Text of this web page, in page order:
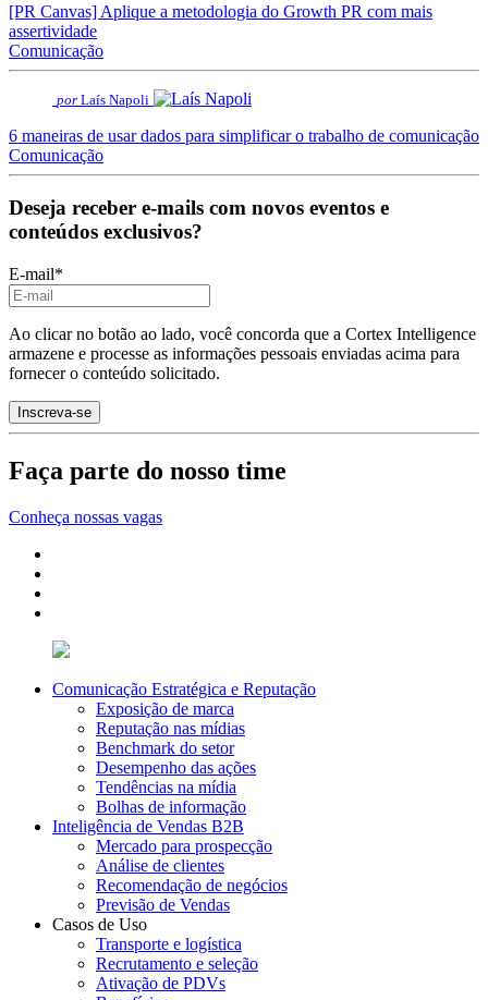
[PR Canvas] Aplique a metodologia do Growth PR com mais
assertividade
Comunicação
por Laís Napoli
6 maneiras de usar dados para simplificar o trabalho de comunicação
Comunicação
Deseja receber e-mails com novos eventos e
conteúdos exclusivos?
E-mail*
Ao clicar no botão ao lado, você concorda que a Cortex Intelligence
armazene e processe as informações pessoais enviadas acima para
fornecer o conteúdo solicitado.
Faça parte do nosso time
Conheça nossas vagas
Comunicação Estratégica e Reputação
Exposição de marca
Reputação nas mídias
Benchmark do setor
Desempenho das ações
Tendências na mídia
Bolhas de informação
Inteligência de Vendas B2B
Mercado para prospecção
Análise de clientes
Recomendação de negócios
Previsão de Vendas
Casos de Uso
Transporte e logística
Recrutamento e seleção
Ativação de PDVs